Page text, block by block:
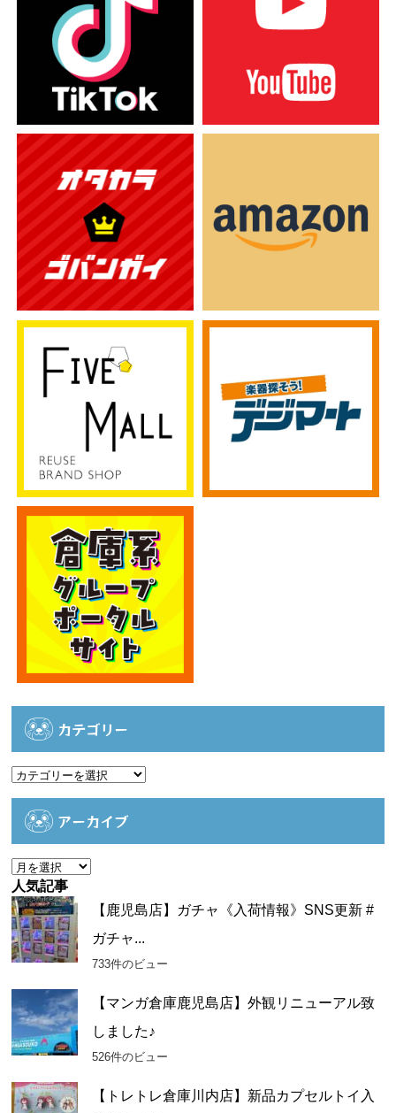
カテゴリー
カ
アーカイブ
ア
ー
カ
イ
ブ
人気記事
【鹿児島店】ガチャ《入荷情報》SNS更新 #
ガチャ...
733件のビュー
【マンガ倉庫鹿児島店】外観リニューアル致
しました♪
526件のビュー
【トレトレ倉庫川内店】新品カプセルトイ入